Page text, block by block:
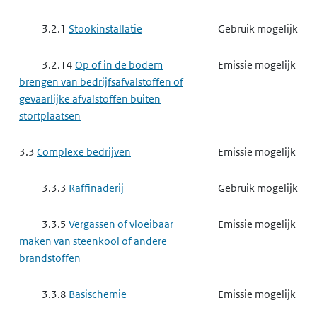
3.2.1 Stookinstallatie Gebruik mogelijk
3.2.14 Op of in de bodem
brengen van bedrijfsafvalstoffen of
gevaarlijke afvalstoffen buiten
stortplaatsen
Emissie mogelijk
3.3 Complexe bedrijven Emissie mogelijk
3.3.3 Raffinaderij Gebruik mogelijk
3.3.5 Vergassen of vloeibaar
maken van steenkool of andere
brandstoffen
Emissie mogelijk
3.3.8 Basischemie Emissie mogelijk